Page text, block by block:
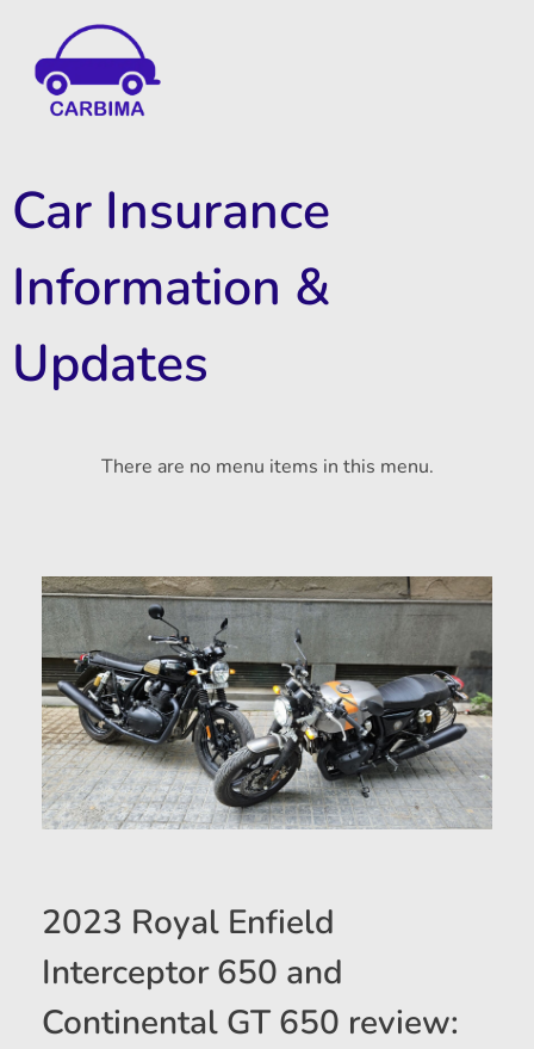
Car Insurance
Information &
Updates
There are no menu items in this menu.
2023 Royal Enfield
Interceptor 650 and
Continental GT 650 review: